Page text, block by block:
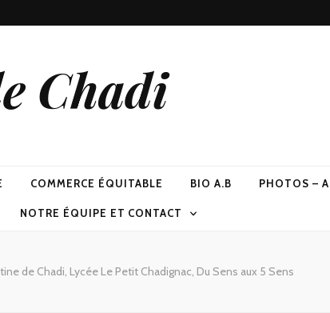
Chadi
COMMERCE ÉQUITABLE BIO A.B PHOTOS –
NOTRE ÉQUIPE ET CONTACT
de Chadi, Lycée Le Petit Chadignac, Du Sens aux 5 Sens